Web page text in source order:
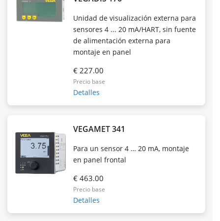
Unidad de visualización externa para
sensores 4 ... 20 mA/HART, sin fuente
de alimentación externa para
montaje en panel
€ 227.00
Precio base
Detalles
VEGAMET 341
Para un sensor 4 … 20 mA, montaje
en panel frontal
€ 463.00
Precio base
Detalles